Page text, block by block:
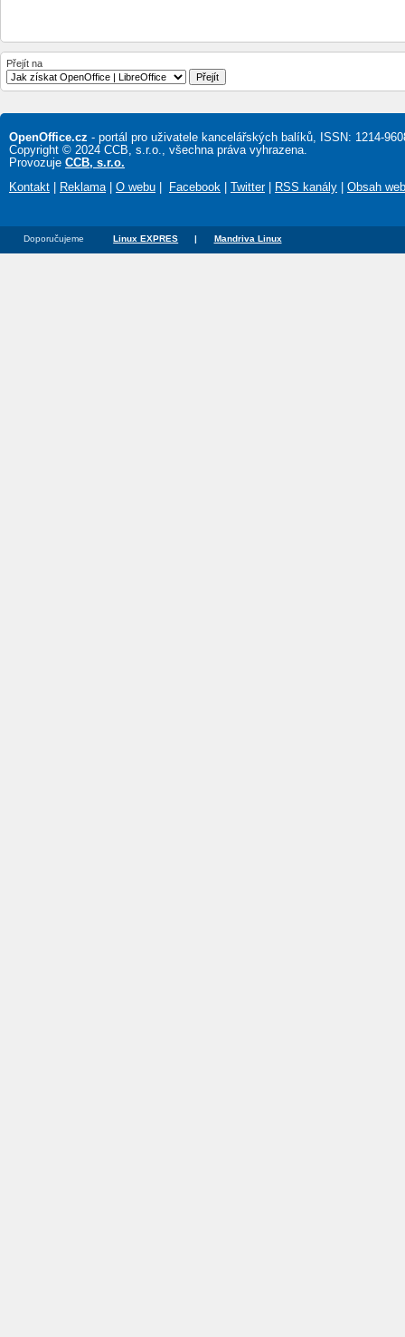
Přejít na
OpenOffice.cz - portál pro uživatele kancelářských balíků, ISSN: 1214-
Copyright © 2024 CCB, s.r.o., všechna práva vyhrazena.
Provozuje CCB, s.r.o.
Kontakt
Reklama O webu Facebook Twitter| RSS kanály Obsah
Doporučujeme Linux EXPRES | Mandriva Linux